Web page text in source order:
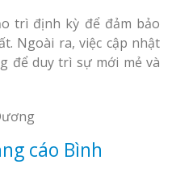
trì định kỳ để đảm bảo
Ngoài ra, việc cập nhật
để duy trì sự mới mẻ và
cáo Bình